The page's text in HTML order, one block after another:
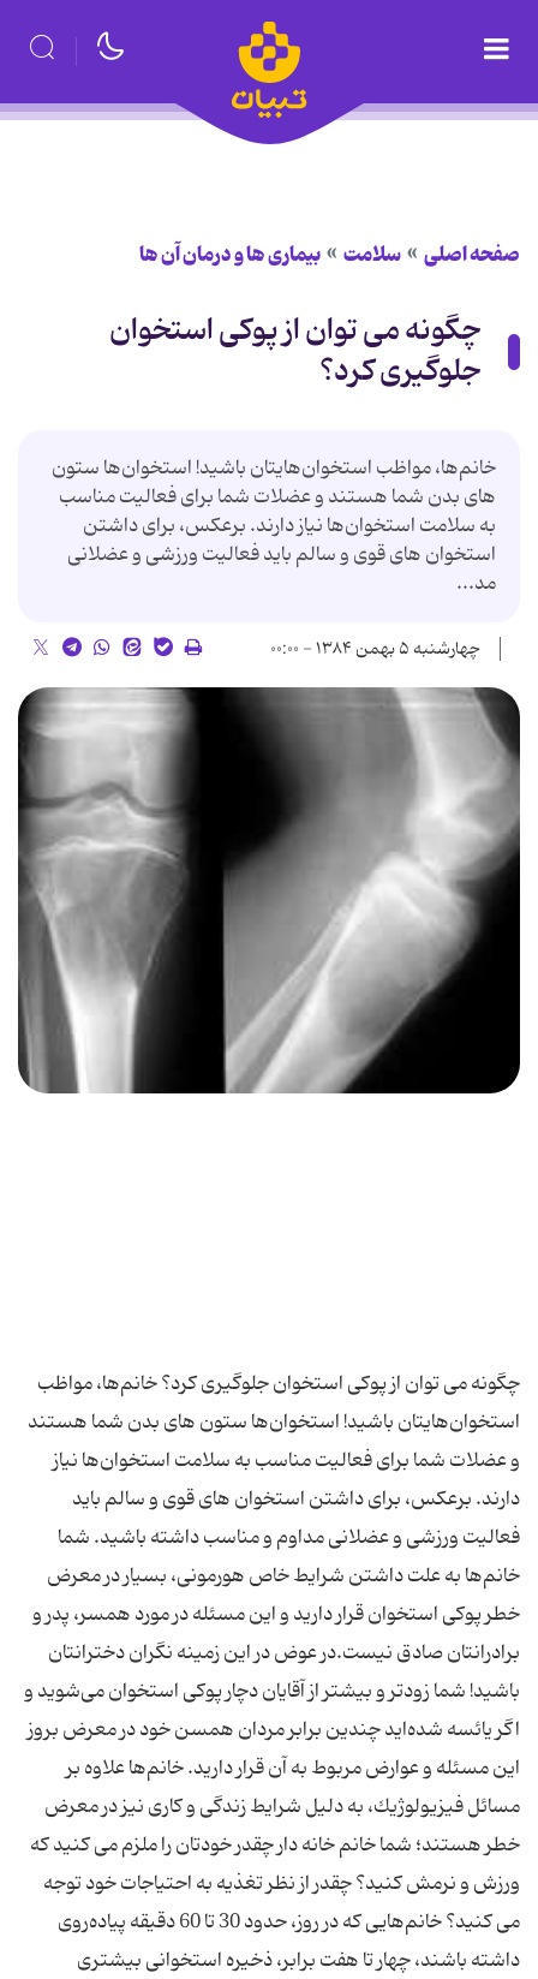
صفحه اصلی سلامت بیماری ها و درمان آن ها
چگونه می توان از پوكی استخوان
جلوگیری كرد؟
خانم‌ها،‌ مواظب‌ استخوان‌هایتان‌ باشید! استخوان‌ها ستون
‌های‌ بدن‌ شما هستند و عضلات‌ شما برای‌ فعالیت‌ مناسب‌
به‌ سلامت‌ استخوان‌ها نیاز دارند. برعكس، برای‌ داشتن‌
استخوان‌ های‌ قوی‌ و سالم‌ باید فعالیت‌ ورزشی‌ و عضلانی‌
مد...
چهارشنبه ۵ بهمن ۱۳۸۴ - ۰۰:۰۰
چگونه می توان از پوكی استخوان جلوگیری كرد؟ خانم‌ها،‌ مواظب‌
استخوان‌هایتان‌ باشید! استخوان‌ها ستون ‌های‌ بدن‌ شما هستند
و عضلات‌ شما برای‌ فعالیت‌ مناسب‌ به‌ سلامت‌ استخوان‌ها نیاز
دارند. برعكس، برای‌ داشتن‌ استخوان‌ های‌ قوی‌ و سالم‌ باید
فعالیت‌ ورزشی‌ و عضلانی‌ مداوم‌ و مناسب‌ داشته‌ باشید. شما
خانم‌ها به‌ علت‌ داشتن‌ شرایط‌ خاص‌ هورمونی، بسیار در معرض‌
خطر پوكی‌ استخوان‌ قرار دارید و این‌ مسئله‌ در مورد همسر، پدر و
برادرانتان‌ صادق‌ نیست.در عوض در این‌ زمینه‌ نگران‌ دخترانتان‌
باشید! شما زودتر و بیشتر از آقایان‌ دچار پوكی‌ استخوان‌ می‌شوید و
اگر یائسه‌ شده‌اید چندین‌ برابر مردان‌ همسن‌ خود در معرض‌ بروز
این‌ مسئله‌ و عوارض‌ مربوط‌ به‌ آن‌ قرار دارید. خانم‌ها علاوه‌ بر
مسائل‌ فیزیولوژیك، به‌ دلیل‌ شرایط‌ زندگی‌ و كاری‌ نیز در معرض‌
خطر هستند؛ شما خانم‌ خانه‌ دار چقدر خودتان‌ را ملزم‌ می‌ كنید كه‌
ورزش‌ و نرمش‌ كنید؟ چقدر از نظر تغذیه‌ به‌ احتیاجات‌ خود توجه‌
می‌ كنید؟ خانم‌هایی‌ كه‌ در روز، حدود 30 تا 60 دقیقه‌ پیاده‌روی‌
داشته‌ باشند، چهار تا هفت‌ برابر، ذخیره‌ استخوانی‌ بیشتری‌